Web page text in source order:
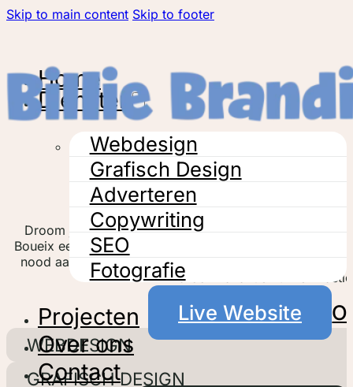
Skip to main content Skip to footer
Home
Diensten
Webdesign
Grafisch Design
Adverteren
Copywriting
SEO
Fotografie
Projecten
Over ons
Contact
Droom je van een zorgeloze vakantie in het hartje van
Boueix een ideale bestemming voor jou. Vor het
nood aan een moderne en gebruiksvriendelijke
droomvakantie kunnen
Live Website
WEBDESIGN
GRAFISCH DESIGN